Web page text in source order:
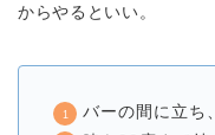
からやるといい。
バーの間に立ち